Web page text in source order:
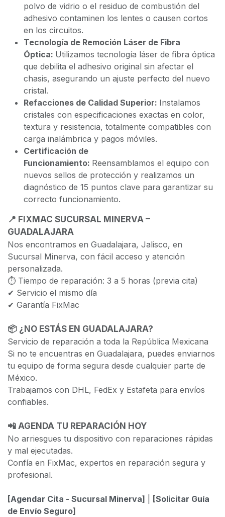
polvo de vidrio o el residuo de combustión del
adhesivo contaminen los lentes o causen cortos
en los circuitos.
Tecnología de Remoción Láser de Fibra
Óptica: Utilizamos tecnología láser de fibra óptica
que debilita el adhesivo original sin afectar el
chasis, asegurando un ajuste perfecto del nuevo
cristal.
Refacciones de Calidad Superior: Instalamos
cristales con especificaciones exactas en color,
textura y resistencia, totalmente compatibles con
carga inalámbrica y pagos móviles.
Certificación de
Funcionamiento: Reensamblamos el equipo con
nuevos sellos de protección y realizamos un
diagnóstico de 15 puntos clave para garantizar su
correcto funcionamiento.
📍 FIXMAC SUCURSAL MINERVA –
GUADALAJARA
Nos encontramos en Guadalajara, Jalisco, en
Sucursal Minerva, con fácil acceso y atención
personalizada.
⏱ Tiempo de reparación: 3 a 5 horas (previa cita)
✔ Servicio el mismo día
✔ Garantía FixMac
📦 ¿NO ESTÁS EN GUADALAJARA?
Servicio de reparación a toda la República Mexicana
Si no te encuentras en Guadalajara, puedes enviarnos
tu equipo de forma segura desde cualquier parte de
México.
Trabajamos con DHL, FedEx y Estafeta para envíos
confiables.
📲 AGENDA TU REPARACIÓN HOY
No arriesgues tu dispositivo con reparaciones rápidas
y mal ejecutadas.
Confía en FixMac, expertos en reparación segura y
profesional.
[Agendar Cita - Sucursal Minerva] [Solicitar Guía
de Envío Seguro]